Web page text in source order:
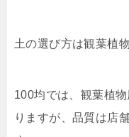
土の選び方は観葉植
100均では、観葉植
りますが、品質は店